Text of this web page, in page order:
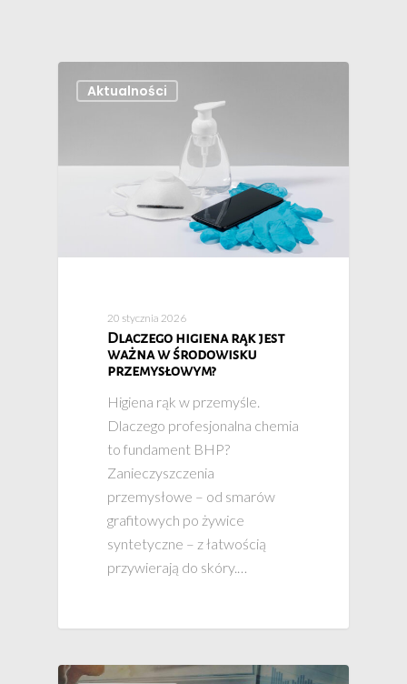
Aktualności
20 stycznia 2026
Dlaczego higiena rąk jest
ważna w środowisku
przemysłowym?
Higiena rąk w przemyśle.
Dlaczego profesjonalna chemia
to fundament BHP?
Zanieczyszczenia
przemysłowe – od smarów
grafitowych po żywice
syntetyczne – z łatwością
przywierają do skóry.…